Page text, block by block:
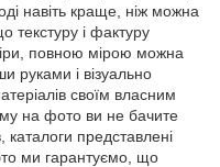
навіть краще, ніж можна
текстуру і фактуру
повною мірою можна
руками і візуально
своїм власним
на фото ви не бачите
каталоги представлені
ми гарантуємо, що